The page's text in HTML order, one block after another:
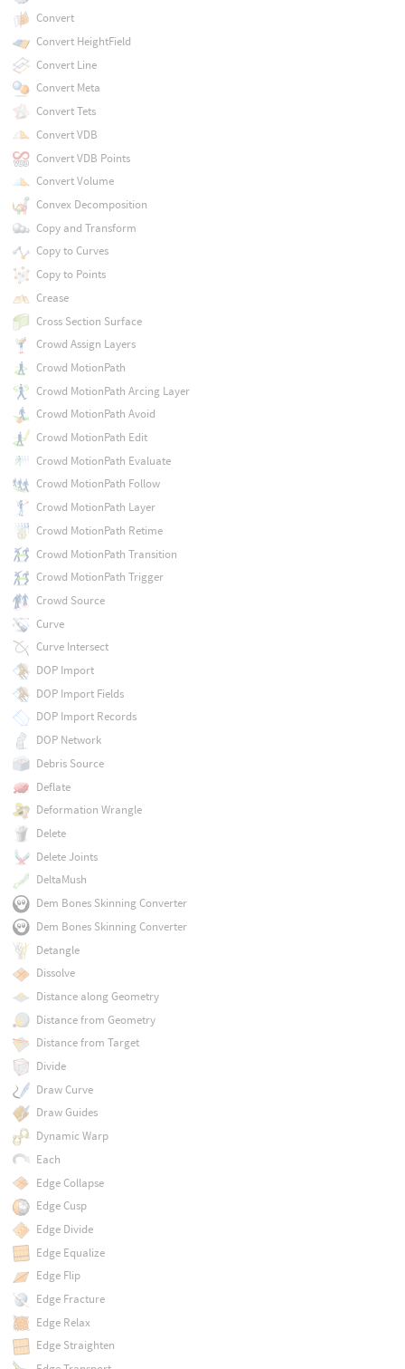
Convert
Convert HeightField
Convert Line
Convert Meta
Convert Tets
Convert VDB
Convert VDB Points
Convert Volume
Convex Decomposition
Copy and Transform
Copy to Curves
Copy to Points
Crease
Cross Section Surface
Crowd Assign Layers
Crowd MotionPath
Crowd MotionPath Arcing Layer
Crowd MotionPath Avoid
Crowd MotionPath Edit
Crowd MotionPath Evaluate
Crowd MotionPath Follow
Crowd MotionPath Layer
Crowd MotionPath Retime
Crowd MotionPath Transition
Crowd MotionPath Trigger
Crowd Source
Curve
Curve Intersect
DOP Import
DOP Import Fields
DOP Import Records
DOP Network
Debris Source
Deflate
Deformation Wrangle
Delete
Delete Joints
DeltaMush
Dem Bones Skinning Converter
Dem Bones Skinning Converter
Detangle
Dissolve
Distance along Geometry
Distance from Geometry
Distance from Target
Divide
Draw Curve
Draw Guides
Dynamic Warp
Each
Edge Collapse
Edge Cusp
Edge Divide
Edge Equalize
Edge Flip
Edge Fracture
Edge Relax
Edge Straighten